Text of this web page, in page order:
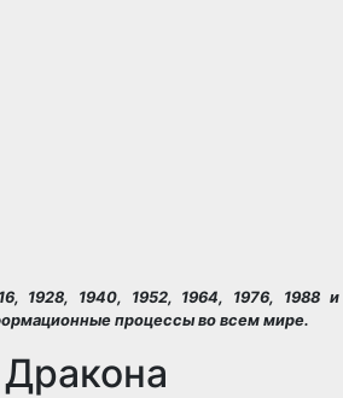
1928, 1940, 1952, 1964, 1976,
процессы во всем мире.